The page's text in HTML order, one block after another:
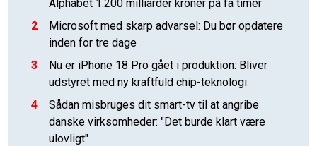
Alphabet 1.200 milliarder kroner på få timer
2
Microsoft med skarp advarsel: Du bør opdatere
inden for tre dage
3
Nu er iPhone 18 Pro gået i produktion: Bliver
udstyret med ny kraftfuld chip-teknologi
4
Sådan misbruges dit smart-tv til at angribe
danske virksomheder: "Det burde klart være
ulovligt"